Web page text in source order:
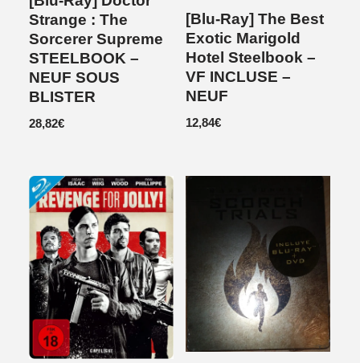
Strange : The
Sorcerer Supreme
STEELBOOK –
NEUF SOUS
BLISTER
28,82€
[Blu-Ray] The Best
Exotic Marigold
Hotel Steelbook –
VF INCLUSE –
NEUF
12,84€